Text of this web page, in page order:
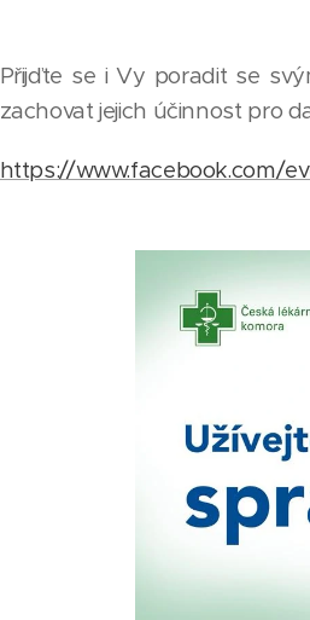
Přijďte se i Vy poradit se
zachovat jejich účinnost pro
https://www.facebook.com/